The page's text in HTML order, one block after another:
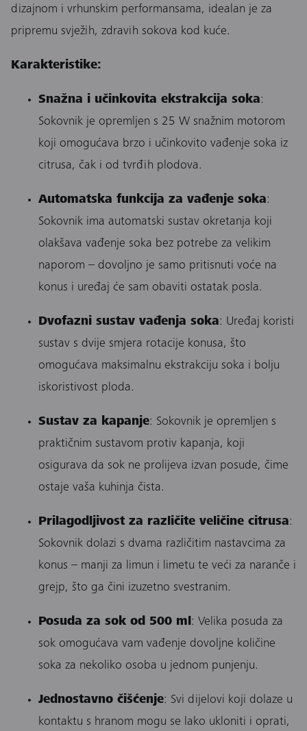
dizajnom i vrhunskim performansama, idealan je za
pripremu svježih, zdravih sokova kod kuće.
Karakteristike:
Snažna i učinkovita ekstrakcija soka:
Sokovnik je opremljen s 25 W snažnim motorom
koji omogućava brzo i učinkovito vađenje soka iz
citrusa, čak i od tvrđih plodova.
Automatska funkcija za vađenje soka:
Sokovnik ima automatski sustav okretanja koji
olakšava vađenje soka bez potrebe za velikim
naporom – dovoljno je samo pritisnuti voće na
konus i uređaj će sam obaviti ostatak posla.
Dvofazni sustav vađenja soka: Uređaj koristi
sustav s dvije smjera rotacije konusa, što
omogućava maksimalnu ekstrakciju soka i bolju
iskoristivost ploda.
Sustav za kapanje: Sokovnik je opremljen s
praktičnim sustavom protiv kapanja, koji
osigurava da sok ne prolijeva izvan posude, čime
ostaje vaša kuhinja čista.
Prilagodljivost za različite veličine citrusa:
Sokovnik dolazi s dvama različitim nastavcima za
konus – manji za limun i limetu te veći za naranče i
grejp, što ga čini izuzetno svestranim.
Posuda za sok od 500 ml: Velika posuda za
sok omogućava vam vađenje dovoljne količine
soka za nekoliko osoba u jednom punjenju.
Jednostavno čišćenje: Svi dijelovi koji dolaze u
kontaktu s hranom mogu se lako ukloniti i oprati,